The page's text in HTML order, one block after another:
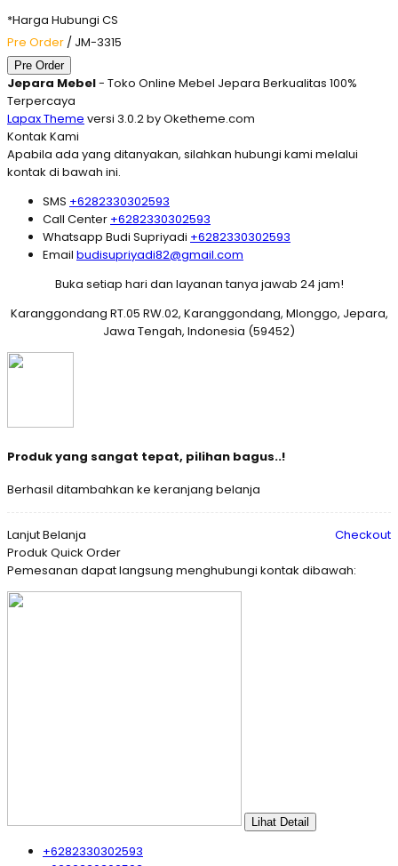
*Harga Hubungi CS
Pre Order / JM-3315
Pre Order
Jepara Mebel- Toko Online Mebel Jepara Berkualitas 100%
Terpercaya
Lapax Theme versi 3.0.2 by Oketheme.com
Kontak Kami
Apabila ada yang ditanyakan, silahkan hubungi kami melalui
kontak di bawah ini.
SMS +6282330302593
Call Center +6282330302593
Whatsapp Budi Supriyadi +6282330302593
Email budisupriyadi82@gmail.com
Buka setiap hari dan layanan tanya jawab 24 jam!
Karanggondang RT.05 RW.02, Karanggondang, Mlonggo, Jepara,
Jawa Tengah, Indonesia (59452)
Produk yang sangat tepat, pilihan bagus..!
Berhasil ditambahkan ke keranjang belanja
Lanjut Belanja
Checkout
Produk Quick Order
Pemesanan dapat langsung menghubungi kontak dibawah:
Lihat Detail
+6282330302593